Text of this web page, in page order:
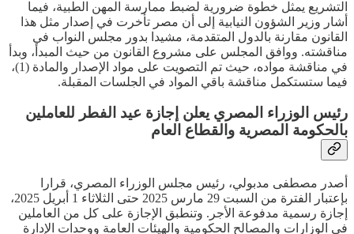
التشريع يمثل خطوة ضرورية لضبط ممارسة المهن الطبية، فيما
أشار وزير الشؤون النيابية إلى أن مصر تأخرت في إصدار مثل هذا
القانون مقارنة بالدول المتقدمة، مشيدا بدور مجلس النواب في
مناقشته. ووافق المجلس على مشروع القانون من حيث المبدأ، وبدأ
في مناقشة مواده، حيث تم التصويت على مواد الإصدار والمادة (1)،
فيما ستستكمل مناقشة باقي المواد في الجلسات المقبلة.
رئيس الوزراء المصري يعلن إجازة عيد الفطر للعاملين
بالحكومة المصرية والقطاع العام
أصدر مصطفى مدبولي، رئيس مجلس الوزراء المصري، قرارا
بإعتبار الفترة من السبت 29 مارس 2025 حتى الثلاثاء 1 أبريل 2025،
إجازة رسمية مدفوعة الأجر. وتنطبق الإجازة على كل من العاملين
في الوزارات والمصالح الحكومية والهيئات العامة ووحدات الإدارة